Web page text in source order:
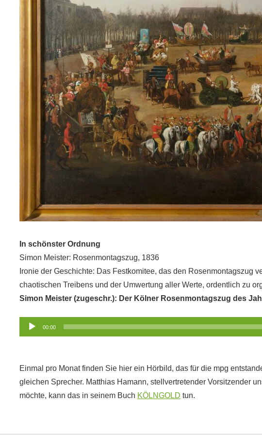
In schönster Ordnung
Simon Meister: Rosenmontagszug, 1836
Ironie der Geschichte: Das Festkomitee, das den Rosenmontagszug
chaotischen Treibens und der Umwertung aller Werte, ordentlich zu
Simon Meister (zugeschr.): Der Kölner Rosenmontagszug des
Audio-
Player
00:00
Einmal pro Monat finden Sie hier ein Hörbild, das für die mpg
gleichen Sprecher. Matthias Hamann, stellvertretender Vorsitzender
möchte, kann das in seinem Buch KÖLNGOLD tun.